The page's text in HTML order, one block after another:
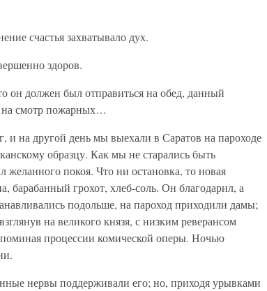
счастья захватывало дух.
здоров.
он должен был отправиться на обед, данный
на смотр пожарных…
и на другой день мы выехали в Саратов на пароходе
образцу. Как мы не старались быть
покоя. Что ни остановка, то новая
барабанный грохот, хлеб-соль. Он благодарил, а
подольше, на пароход приходили дамы;
на великого князя, с низким реверансом
процессии комической оперы. Ночью
нервы поддерживали его; но, приходя урывками